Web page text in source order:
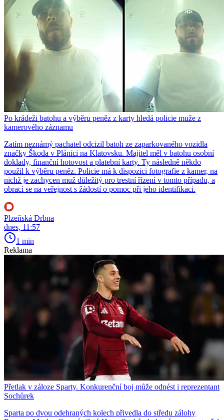
Po krádeži batohu a výběru peněz z karty hledá policie muže z
kamerového záznamu
Zatím neznámý pachatel odcizil batoh ze zaparkovaného vozidla
značky Škoda v Plánici na Klatovsku. Majitel měl v batohu osobní
doklady, finanční hotovost a platební karty. Ty následně někdo
použil k výběru peněz. Policie má k dispozici fotografie z kamer, na
nichž je zachycen muž důležitý pro trestní řízení v tomto případu, a
obrací se na veřejnost s žádostí o pomoc při jeho identifikaci.
Plzeňská Drbna
dnes, 11:57
1 min
Reklama
Přetlak v záloze Sparty. Konkurenční boj může odnést i reprezentant
Sochůrek
Sparta po dvou odehraných kolech přivedla do středu zálohy